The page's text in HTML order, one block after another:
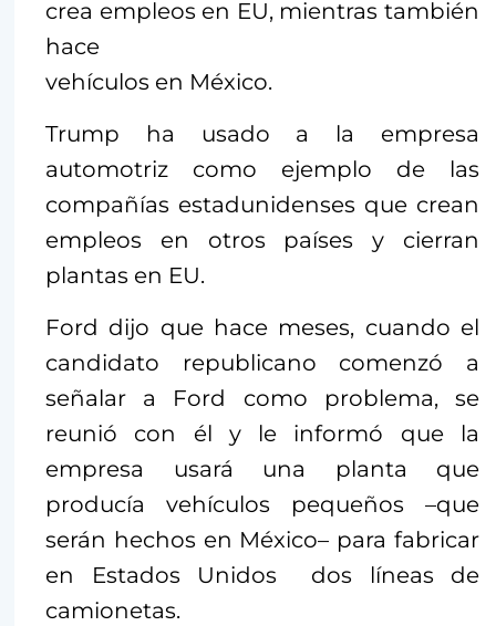
crea empleos en EU, mientras también
hace
vehículos en México.
Trump ha usado a la empresa
automotriz como ejemplo de las
compañías estadunidenses que crean
empleos en otros países y cierran
plantas en EU.
Ford dijo que hace meses, cuando el
candidato republicano comenzó a
señalar a Ford como problema, se
reunió con él y le informó que la
empresa usará una planta que
producía vehículos pequeños –que
serán hechos en México– para fabricar
en Estados Unidos dos líneas de
camionetas.